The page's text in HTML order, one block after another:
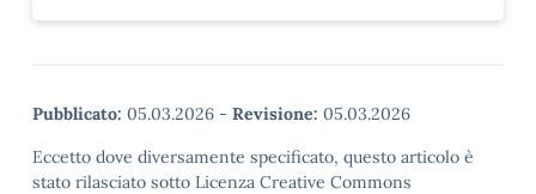
Pubblicato: 05.03.2026 - Revisione: 05.03.2026
Eccetto dove diversamente specificato, questo articolo è
stato rilasciato sotto Licenza Creative Commons